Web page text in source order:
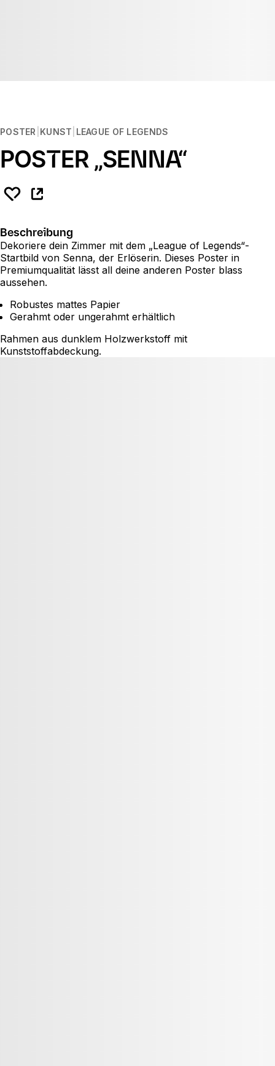
POSTER KUNST LEAGUE OF LEGENDS
POSTER „SENNA“
Beschreibung
Dekoriere dein Zimmer mit dem „League of Legends“-
Startbild von Senna, der Erlöserin. Dieses Poster in
Premiumqualität lässt all deine anderen Poster blass
aussehen.
Robustes mattes Papier
Gerahmt oder ungerahmt erhältlich
Rahmen aus dunklem Holzwerkstoff mit
Kunststoffabdeckung.